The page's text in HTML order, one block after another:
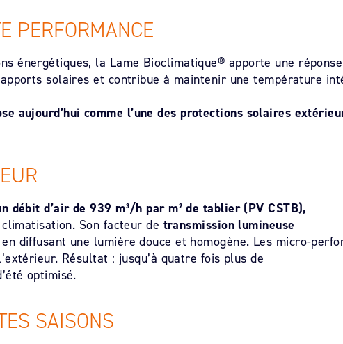
PERFORMANCE
énergétiques, la Lame Bioclimatique® apporte une réponse
solaires et contribue à maintenir une température
aujourd’hui comme l’une des protections solaires
débit d’air de 939 m³/h par m² de tablier (PV CSTB),
Son facteur de transmission lumineuse
diffusant une lumière douce et homogène. Les micro-
Résultat : jusqu’à quatre fois plus de
optimisé.
SAISONS